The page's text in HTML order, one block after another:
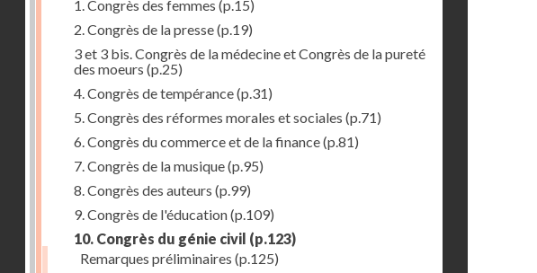
1. Congrès des femmes (p.15)
2. Congrès de la presse(p.19)
3 et 3 bis. Congrès de la médecine et Congrès de la pureté
des moeurs (p.25)
4. Congrès de tempérance(p.31)
5. Congrès des réformes morales et sociales (p.71)
6. Congrès du commerce et de la finance(p.81)
7. Congrès de la musique(p.95)
8. Congrès des auteurs (p.99)
9. Congrès de l'éducation(p.109)
10. Congrès du génie civil (p.123)
Remarques préliminaires (p.125)